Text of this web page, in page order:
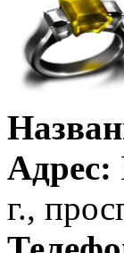
Адрес:
г.,